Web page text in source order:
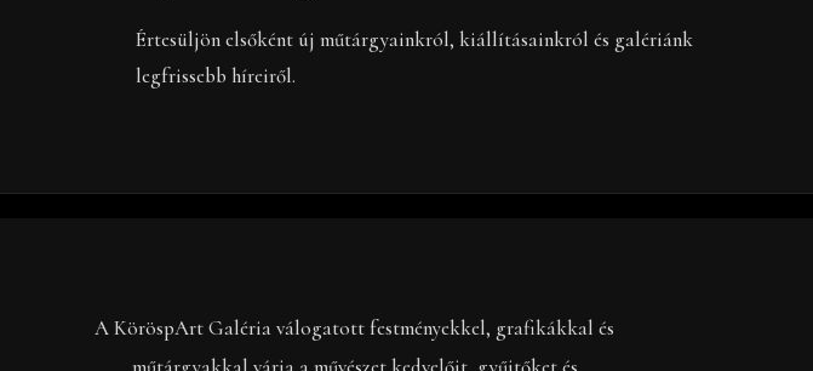
Értesüljön elsőként új műtárgyainkról, kiállításainkról és galériánk
legfrissebb híreiről.
A KöröspArt Galéria válogatott festményekkel, grafikákkal és